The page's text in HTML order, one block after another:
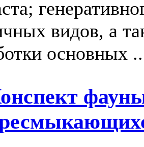
видов, а
основных